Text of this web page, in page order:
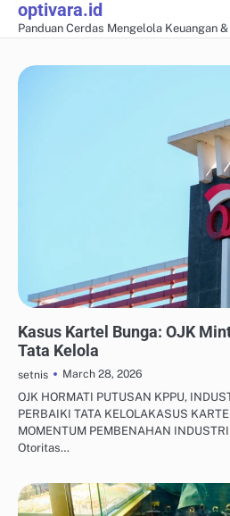
Skipoptivara.id
Panduan Cerdas Mengelola Keuangan
Kasus Kartel Bunga: OJK
Tata Kelola
setnis
March 28, 2026
OJK HORMATI PUTUSAN KPPU,
PERBAIKI TATA KELOLAKASUS
MOMENTUM PEMBENAHAN
Otoritas…